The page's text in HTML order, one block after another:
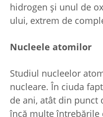
hidrogen și unul de
ului, extrem de
Nucleele atomilor
Studiul nucleelor
nucleare. În ciuda
de ani, atât din punct
încă multe întrebările